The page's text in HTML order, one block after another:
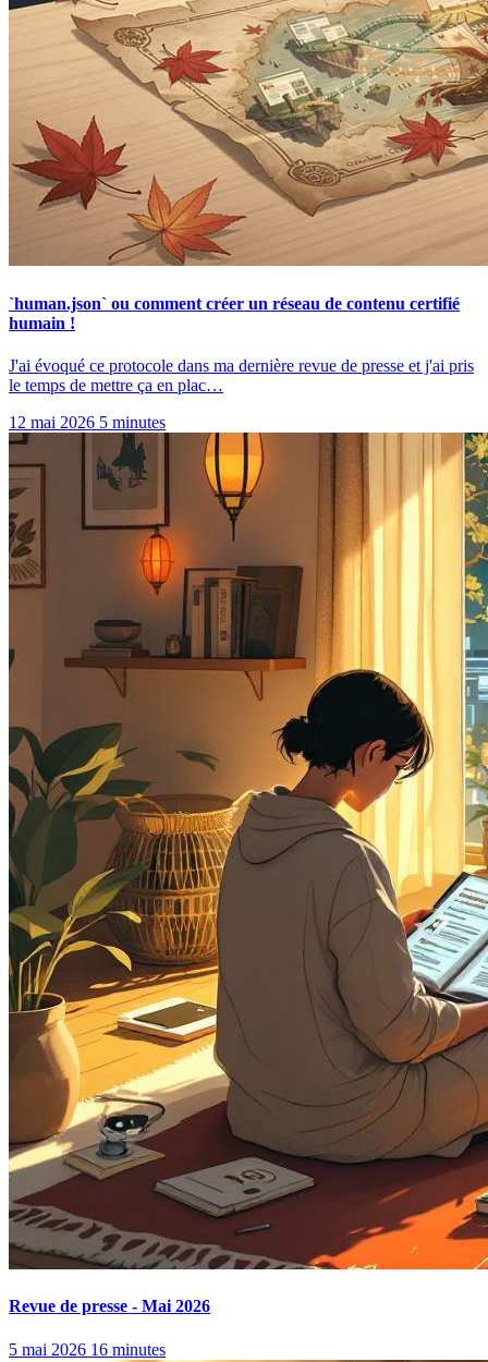
`human.json` ou comment créer un réseau de contenu certifié
humain !
J'ai évoqué ce protocole dans ma dernière revue de presse et j'ai pris
le temps de mettre ça en plac…
12 mai 2026 5 minutes
Revue de presse - Mai 2026
5 mai 2026 16 minutes